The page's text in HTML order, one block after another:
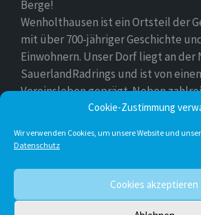
Cookie-Zustimmung
Wir verwenden Cookies, um unsere Website und
Datenschutz
Cookies akzeptieren
Berge!
Wenholthausen ist ein Ortsteil der
mit über 700-jähriger Geschichte
Einwohnern. Unser Dorf liegt an der
SauerlandRadrings und ist von
Vereinsleben geprägt. Neben
Freizeitmöglichkeiten ist unser Ort
Facebook Twitter